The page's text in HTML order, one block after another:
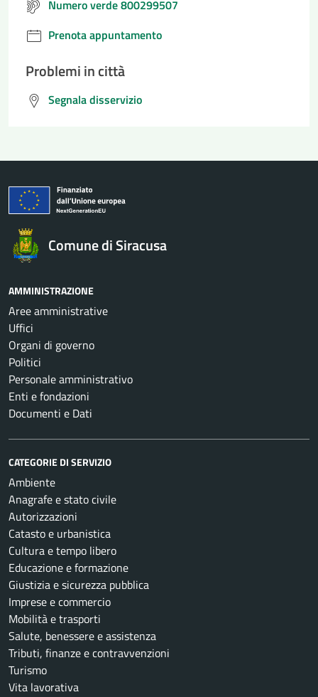
Numero verde 800299507
Prenota appuntamento
Problemi in città
Segnala disservizio
Comune di Siracusa
AMMINISTRAZIONE
Aree amministrative
Uffici
Organi di governo
Politici
Personale amministrativo
Enti e fondazioni
Documenti e Dati
CATEGORIE DI SERVIZIO
Ambiente
Anagrafe e stato civile
Autorizzazioni
Catasto e urbanistica
Cultura e tempo libero
Educazione e formazione
Giustizia e sicurezza pubblica
Imprese e commercio
Mobilità e trasporti
Salute, benessere e assistenza
Tributi, finanze e contravvenzioni
Turismo
Vita lavorativa